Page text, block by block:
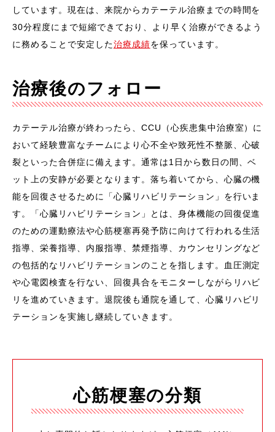
しています。現在は、来院からカテーテル治療までの時間を
30分程度にまで短縮できており、より早く治療ができるよう
に務めることで安定した治療成績を保っています。
治療後のフォロー
カテーテル治療が終わったら、CCU（心疾患集中治療室）に
おいて経験豊富なチームにより心不全や致死性不整脈、心破
裂といった合併症に備えます。通常は1日から数日の間、ベ
ット上の安静が必要となります。落ち着いてから、心臓の機
能を回復させるために「心臓リハビリテーション」を行いま
す。「心臓リハビリテーション」とは、身体機能の回復促進
のための運動療法や心筋梗塞再発予防に向けて行われる生活
指導、栄養指導、内服指導、禁煙指導、カウンセリングなど
の包括的なリハビリテーションのことを指します。血圧測定
や心電図検査を行ない、回復具合をモニターしながらリハビ
リを進めていきます。退院後も通院を通して、心臓リハビリ
テーションを実施し継続していきます。
心筋梗塞の分類